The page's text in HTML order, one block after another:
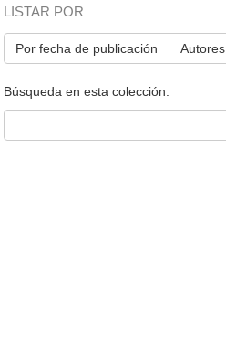
LISTAR POR
Por fecha de publicación Autores
Búsqueda en esta colección: